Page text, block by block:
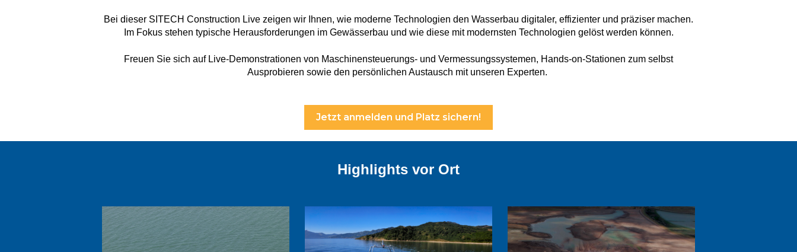
Bei dieser SITECH Construction Live zeigen wir Ihnen, wie moderne Technologien den Wasserbau digitaler, effizienter und präziser machen.
Im Fokus stehen typische Herausforderungen im Gewässerbau und wie diese mit modernsten Technologien gelöst werden können.
Freuen Sie sich auf Live-Demonstrationen von Maschinensteuerungs- und Vermessungssystemen, Hands-on-Stationen zum selbst
Ausprobieren sowie den persönlichen Austausch mit unseren Experten.
Jetzt anmelden und Platz sichern!
Highlights vor Ort